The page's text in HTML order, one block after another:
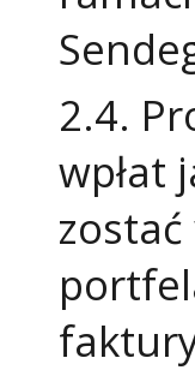
2.4.
wpłat